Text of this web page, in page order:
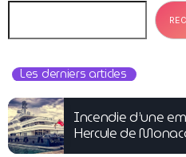
Les derniers articles
Incendie d’une
Hercule de